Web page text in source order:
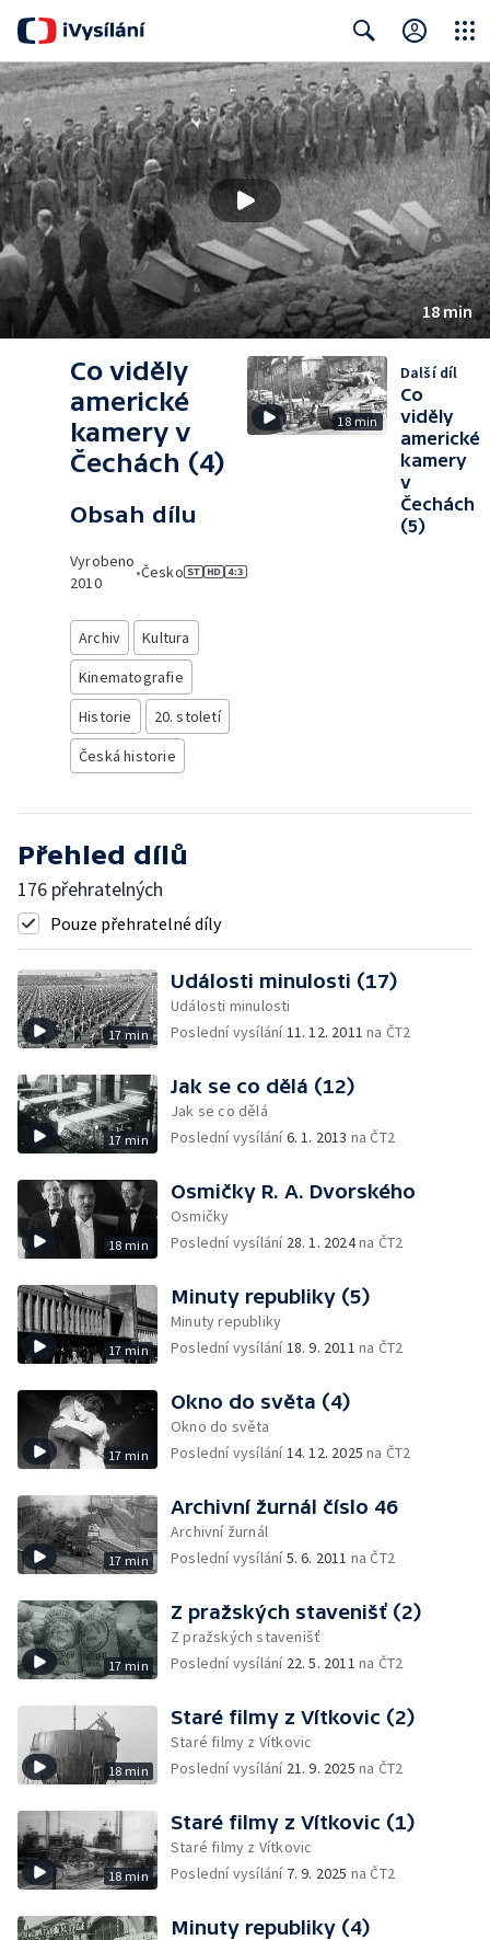
Search Close
18 min
Co viděly
americké
kamery v
Čechách (4)
Obsah dílu
Vyrobeno
2010
•Česko
Archiv
Kultura
Kinematografie
Historie
20. století
Česká historie
18 min
Další díl
Co
viděly
americké
kamery
v
Čechách
(5)
Přehled dílů
176 přehratelných
Pouze přehratelné díly
17 min
Události minulosti (17)
Události minulosti
Poslední vysílání11. 12. 2011 na ČT2
17 min
Jak se co dělá (12)
Jak se co dělá
Poslední vysílání6. 1. 2013 na ČT2
18 min
Osmičky R. A. Dvorského
Osmičky
Poslední vysílání 28. 1. 2024na ČT2
17 min
Minuty republiky (5)
Minuty republiky
Poslední vysílání18. 9. 2011 na ČT2
17 min
Okno do světa (4)
Okno do světa
Poslední vysílání14. 12. 2025 na ČT2
17 min
Archivní žurnál číslo 46
Archivní žurnál
Poslední vysílání5. 6. 2011 na ČT2
17 min
Z pražských stavenišť (2)
Z pražských stavenišť
Poslední vysílání 22. 5. 2011 na ČT2
18 min
Staré filmy z Vítkovic (2)
Staré filmy z Vítkovic
Poslední vysílání 21. 9. 2025 na ČT2
18 min
Staré filmy z Vítkovic (1)
Staré filmy z Vítkovic
Poslední vysílání 7. 9. 2025 na ČT2
Minuty republiky (4)